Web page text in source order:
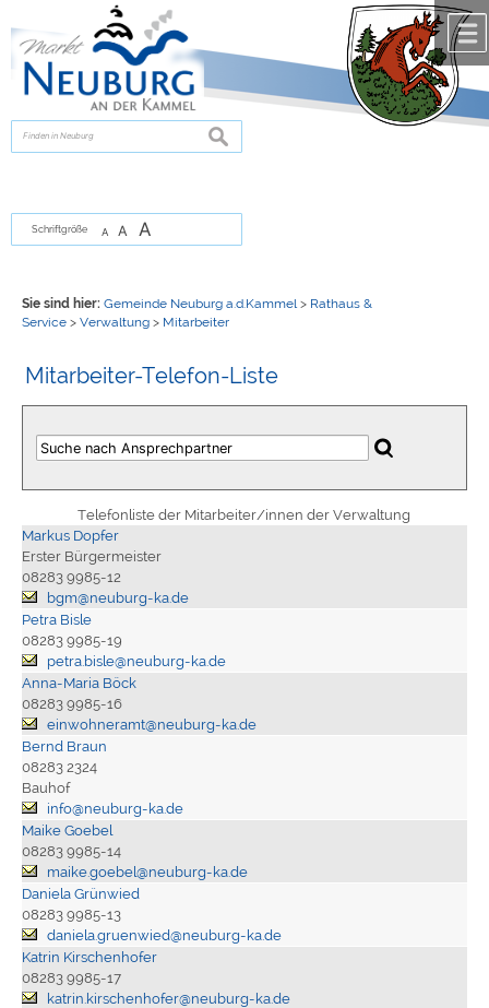
zur Navigationoder
springen.
suchen
Schriftgröße A A A
Sie sind hier: Gemeinde Neuburg a.d.Kammel > Rathaus &
Service> Verwaltung> Mitarbeiter
Mitarbeiter-Telefon-Liste
Telefonliste der Mitarbeiter/innen der Verwaltung
Markus Dopfer
Erster Bürgermeister
08283 9985-12
bgm@neuburg-ka.de
Petra Bisle
08283 9985-19
petra.bisle@neuburg-ka.de
Anna-Maria Böck
08283 9985-16
einwohneramt@neuburg-ka.de
Bernd Braun
08283 2324
Bauhof
info@neuburg-ka.de
Maike Goebel
08283 9985-14
maike.goebel@neuburg-ka.de
Daniela Grünwied
08283 9985-13
daniela.gruenwied@neuburg-ka.de
Katrin Kirschenhofer
08283 9985-17
katrin.kirschenhofer@neuburg-ka.de